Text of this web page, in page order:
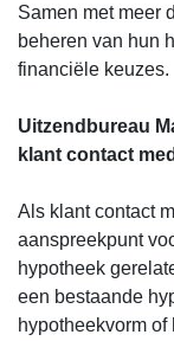
Samen met meer
beheren van hun
financiële keuzes.
Uitzendbureau
klant contact
Als klant contact
aanspreekpunt
hypotheek
een bestaande
hypotheekvorm